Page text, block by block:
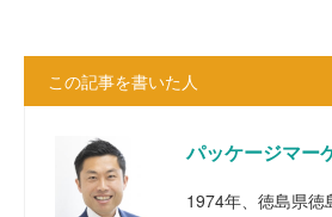
この記事を書いた人
パッケージマー
1974年、徳島県徳